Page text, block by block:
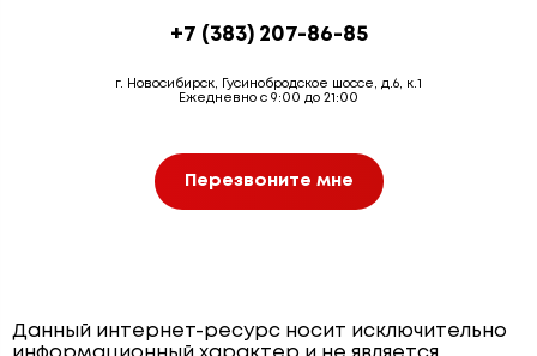
+7 (383) 207-86-85
г. Новосибирск, Гусинобродское шоссе, д.6, к.1
Ежедневно с 9:00 до 21:00
Перезвоните мне
Данный интернет-ресурс носит исключительно